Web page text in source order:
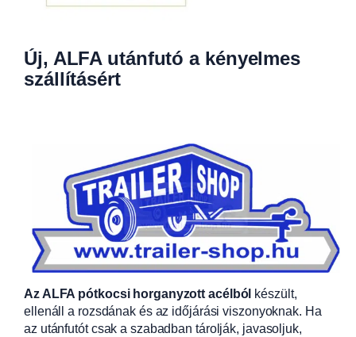
Új, ALFA utánfutó a kényelmes
szállításért
Az ALFA pótkocsi horganyzott acélból készült,
ellenáll a rozsdának és az időjárási viszonyoknak. Ha
az utánfutót csak a szabadban tárolják, javasoljuk,